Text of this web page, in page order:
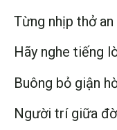
Từng nhịp thở
Hãy nghe tiếng
Buông bỏ giận
Người trí giữa